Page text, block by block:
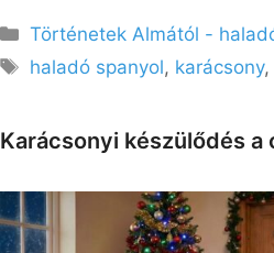
Kategória
Történetek Almától -
Címkék
haladó spanyol, karácsony,
Karácsonyi készülődés a